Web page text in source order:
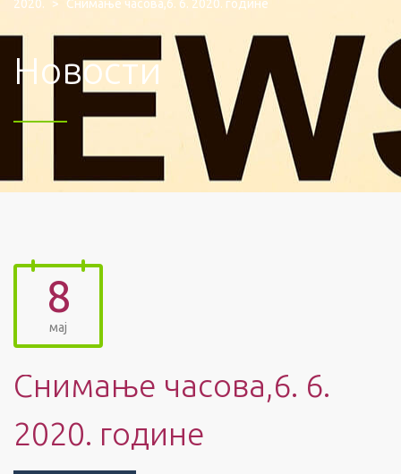
2020.
> Снимање часова,6. 6. 2020. године
Новости
8
мај
Снимање часова,6. 6.
2020. године